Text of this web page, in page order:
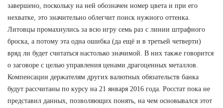
завершено, поскольку на ней обозначен номер цвета и при его
нехватке, это значительно облегчит поиск нужного оттенка.
Литовцы промахнулись за всю игру семь раз с линии штрафного
броска, а потому эта одна ошибка (да ещё и в третьей четверти)
вряд ли будет считаться настолько значимой. В них также говорится
о заговоре с целью управления ценами драгоценных металлов.
Компенсации держателям других валютных обязательств банка
будут рассчитаны по курсу на 21 января 2016 года. Росстат пока не
представил данных, позволяющих понять, на чем основывался этот